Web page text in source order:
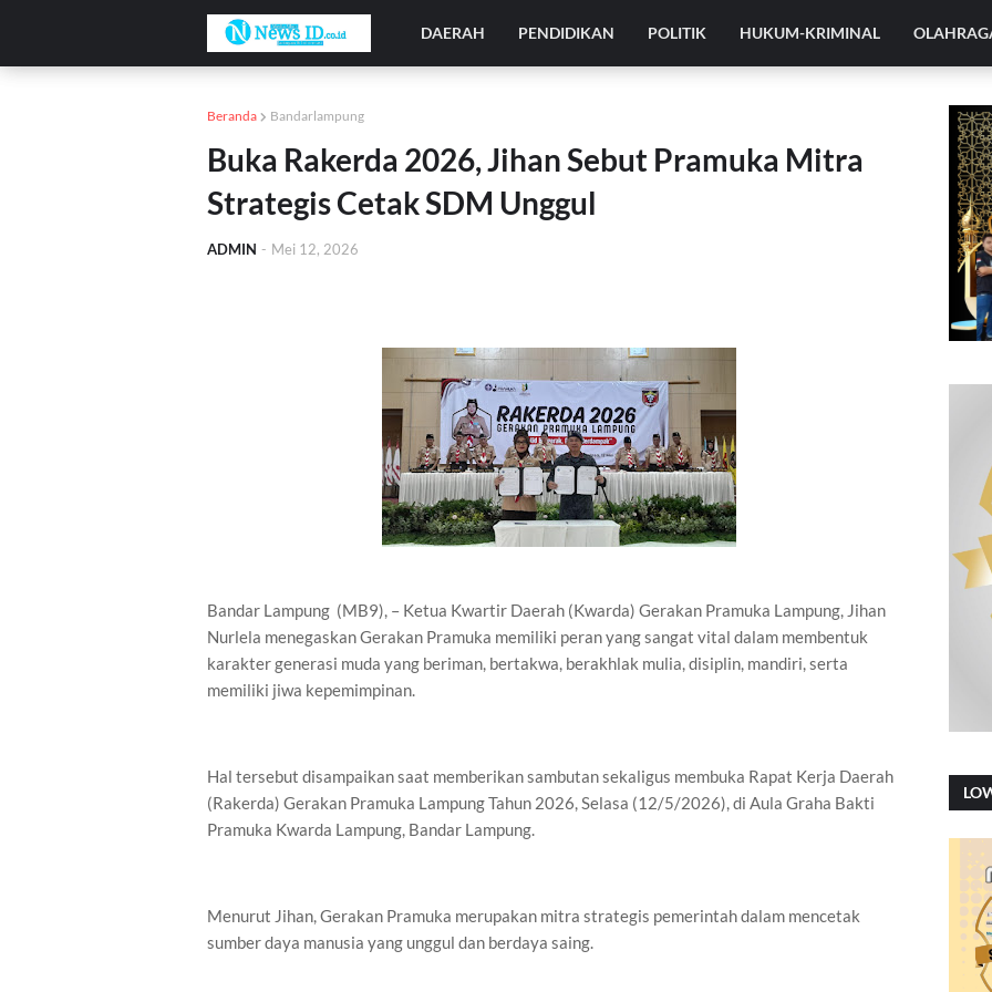
DAERAH PENDIDIKAN POLITIK HUKUM-KRIMINAL
Beranda Bandarlampung
Buka Rakerda 2026, Jihan Sebut Pramuka Mitra
Strategis Cetak SDM Unggul
ADMIN - Mei 12, 2026
Bandar Lampung (MB9), – Ketua Kwartir Daerah (Kwarda) Gerakan Pramuka Lampung, Jihan
Nurlela menegaskan Gerakan Pramuka memiliki peran yang sangat vital dalam membentuk
karakter generasi muda yang beriman, bertakwa, berakhlak mulia, disiplin, mandiri, serta
memiliki jiwa kepemimpinan.
Hal tersebut disampaikan saat memberikan sambutan sekaligus membuka Rapat Kerja Daerah
(Rakerda) Gerakan Pramuka Lampung Tahun 2026, Selasa (12/5/2026), di Aula Graha Bakti
Pramuka Kwarda Lampung, Bandar Lampung.
Menurut Jihan, Gerakan Pramuka merupakan mitra strategis pemerintah dalam mencetak
sumber daya manusia yang unggul dan berdaya saing.